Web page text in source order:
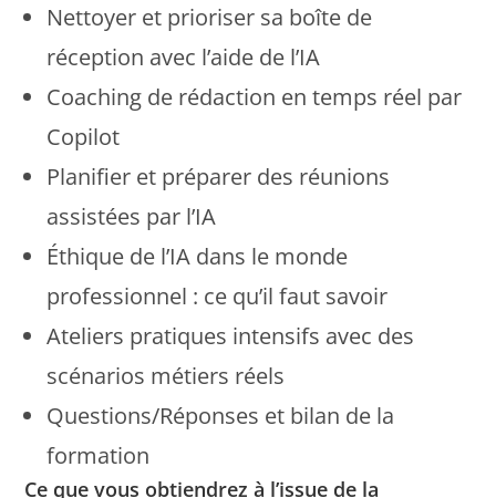
Nettoyer et prioriser sa boîte de
réception avec l’aide de l’IA
Coaching de rédaction en temps réel par
Copilot
Planifier et préparer des réunions
assistées par l’IA
Éthique de l’IA dans le monde
professionnel : ce qu’il faut savoir
Ateliers pratiques intensifs avec des
scénarios métiers réels
Questions/Réponses et bilan de la
formation
Ce que vous obtiendrez à l’issue de la